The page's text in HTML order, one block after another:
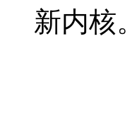
新内核。